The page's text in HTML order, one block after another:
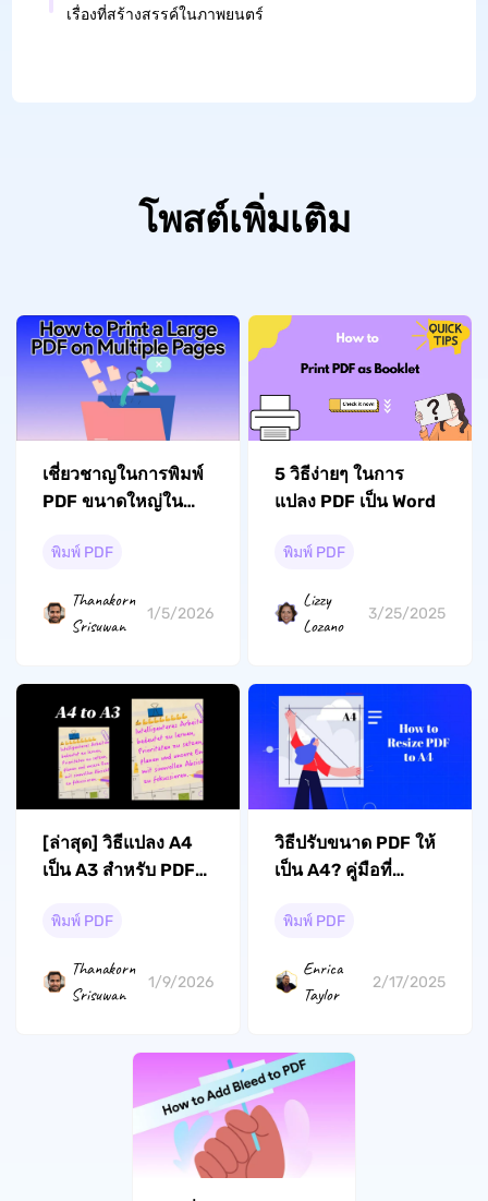
เรื่องที่สร้างสรรค์ในภาพยนตร์
โพสต์เพิ่มเติม
เชี่ยวชาญในการพิมพ์
PDF ขนาดใหญ่ใน
ทีละขั้นตอน
พิมพ์ PDF
Thanakorn
Srisuwan
1/5/2026
5 วิธีง่ายๆ ในการ
แปลง PDF เป็น Word
พิมพ์ PDF
Lizzy
Lozano
3/25/2025
[ล่าสุด] วิธีแปลง A4
เป็น A3 สําหรับ PDF
พิมพ์ PDF
Thanakorn
Srisuwan
1/9/2026
วิธีปรับขนาด PDF ให้
เป็น A4? คู่มือที่
พิมพ์ PDF
Enrica
Taylor
2/17/2025